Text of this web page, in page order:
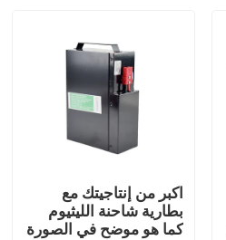
اكبر من إنتاجيتك مع
بطارية شاحنة الليثيوم
كما هو موضح في الصورة